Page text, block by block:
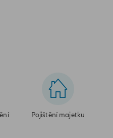
Pojištění majetku